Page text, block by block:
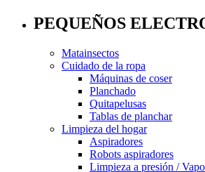
PEQUEÑOS
Matainsectos
Cuidado de la ropa
Máquinas de coser
Planchado
Quitapelusas
Tablas de planchar
Limpieza del hogar
Aspiradores
Robots aspiradores
Limpieza a presión /